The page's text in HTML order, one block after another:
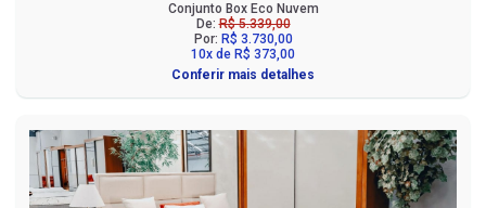
Conjunto Box Eco Nuvem
De:R$ 5.339,00
Por: R$ 3.730,00
10x de R$ 373,00
Conferir mais detalhes